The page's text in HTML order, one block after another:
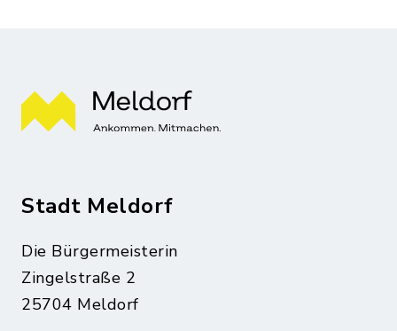
Stadt Meldorf
Die Bürgermeisterin
Zingelstraße 2
25704 Meldorf